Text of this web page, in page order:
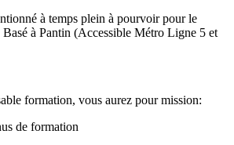
à temps plein à pourvoir pour le
Basé à Pantin (Accessible Métro Ligne 5 et
formation, vous aurez pour mission:
de formation